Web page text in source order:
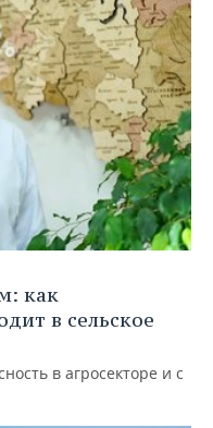
как
в сельское
в агросекторе и с